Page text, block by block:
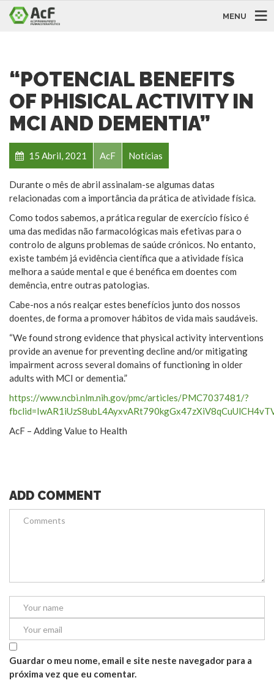
MENU
“POTENCIAL BENEFITS
OF PHISICAL ACTIVITY IN
MCI AND DEMENTIA”
15 Abril, 2021 AcF Notícias
Durante o mês de abril assinalam-se algumas datas
relacionadas com a importância da prática de atividade física.
Como todos sabemos, a prática regular de exercício físico é
uma das medidas não farmacológicas mais efetivas para o
controlo de alguns problemas de saúde crónicos. No entanto,
existe também já evidência científica que a atividade física
melhora a saúde mental e que é benéfica em doentes com
demência, entre outras patologias.
Cabe-nos a nós realçar estes benefícios junto dos nossos
doentes, de forma a promover hábitos de vida mais saudáveis.
“We found strong evidence that physical activity interventions
provide an avenue for preventing decline and/or mitigating
impairment across several domains of functioning in older
adults with MCI or dementia.”
https://www.ncbi.nlm.nih.gov/pmc/articles/PMC7037481/?
AcF – Adding Value to Health
ADD COMMENT
Guardar o meu nome, email e site neste navegador para a
próxima vez que eu comentar.